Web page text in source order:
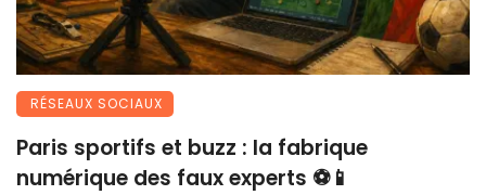
RÉSEAUX SOCIAUX
Paris sportifs et buzz : la fabrique
numérique des faux experts ⚽📱